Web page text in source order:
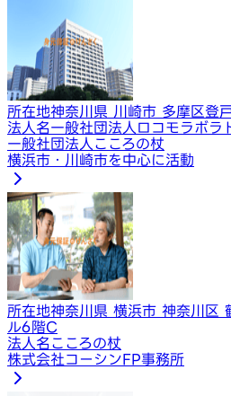
所在地神奈川県 川崎市 多摩区登
法人名一般社団法人ロコモラボラ
一般社団法人こころの杖
横浜市・川崎市を中心に活動
所在地神奈川県 横浜市 神奈川
ル6階C
法人名 こころの杖
株式会社コーシンFP事務所